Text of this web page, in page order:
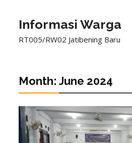
Informasi Warga
RT005/RW02 Jatibening Baru
Month:June 2024